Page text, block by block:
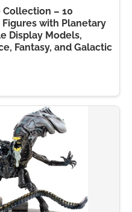
– 10
with Planetary
Display Models,
Fantasy, and Galactic